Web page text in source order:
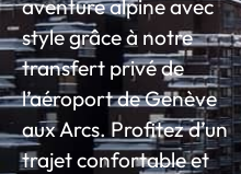
aventure alpine avec
style grâce à notre
transfert privé de
l’aéroport de Genève
aux Arcs. Profitez d’un
trajet confortable et